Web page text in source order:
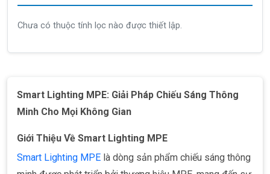
Chưa có thuộc tính lọc nào được thiết lập.
Smart Lighting MPE: Giải Pháp Chiếu Sáng Thông
Minh Cho Mọi Không Gian
Giới Thiệu Về Smart Lighting MPE
Smart Lighting MPE là dòng sản phẩm chiếu sáng thông